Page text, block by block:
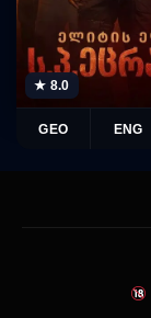
★ 8.0
GEO ENG